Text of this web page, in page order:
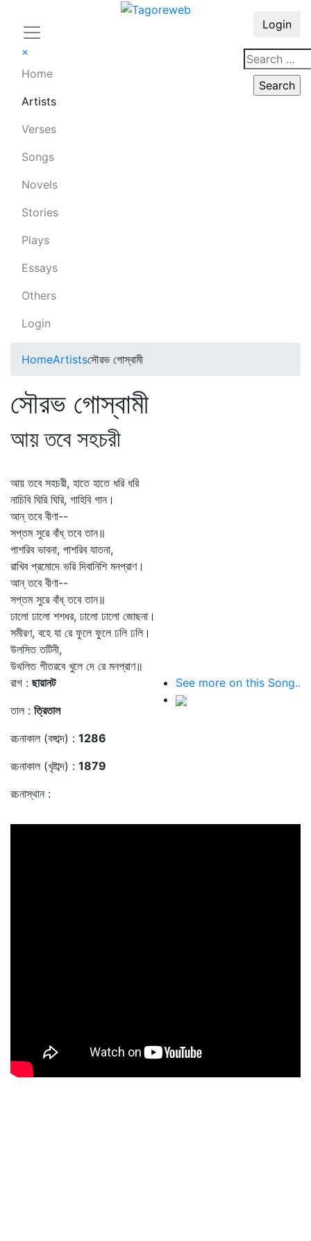
×
Home
Artists
Verses
Songs
Novels
Stories
Plays
Essays
Others
Login
Login
HomeArtistsসৌরভ গোস্বামী
সৌরভ গোস্বামী
আয় তবে সহচরী
আয় তবে সহচরী, হাতে হাতে ধরি ধরি
নাচিবি ঘিরি ঘিরি, গাহিবি গান।
আন্‌ তবে বীণা--
সপ্তম সুরে বাঁধ্‌ তবে তান॥
পাশরিব ভাবনা, পাশরিব যাতনা,
রাখিব প্রমোদে ভরি দিবানিশি মনপ্রাণ।
আন্‌ তবে বীণা--
সপ্তম সুরে বাঁধ্‌ তবে তান॥
ঢালো ঢালো শশধর, ঢালো ঢালো জোছনা।
সমীরণ, বহে যা রে ফুলে ফুলে ঢলি ঢলি।
উলসিত তটিনী,
উথলিত গীতরবে খুলে দে রে মনপ্রাণ॥
রাগ : ছায়ানট
তাল : ত্রিতাল
রচনাকাল (বঙ্গাব্দ) : 1286
রচনাকাল (খৃষ্টাব্দ) : 1879
রচনাস্থান :
See more on this Song..